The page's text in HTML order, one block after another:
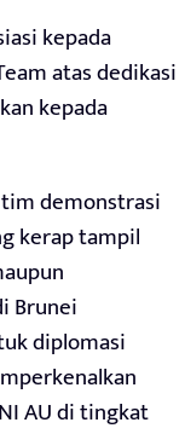
kepada
atas dedikasi
kepada
demonstrasi
kerap tampil
Brunei
diplomasi
AU di tingkat